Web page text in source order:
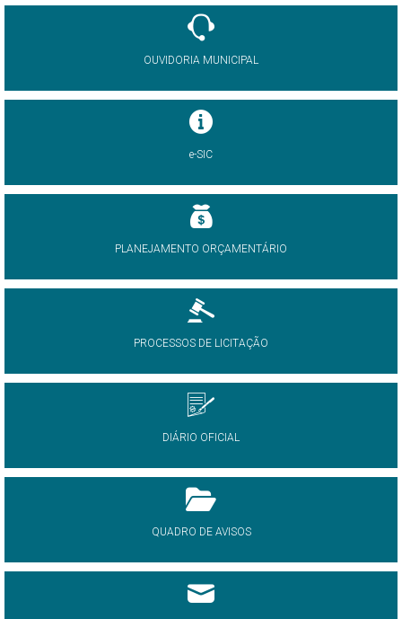
OUVIDORIA MUNICIPAL
e-SIC
PLANEJAMENTO ORÇAMENTÁRIO
PROCESSOS DE LICITAÇÃO
DIÁRIO OFICIAL
QUADRO DE AVISOS